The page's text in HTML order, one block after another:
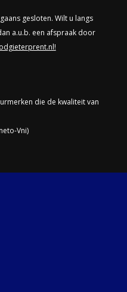
gesloten. Wilt u langs
a.u.b. een afspraak door
die de kwaliteit van
Vni)